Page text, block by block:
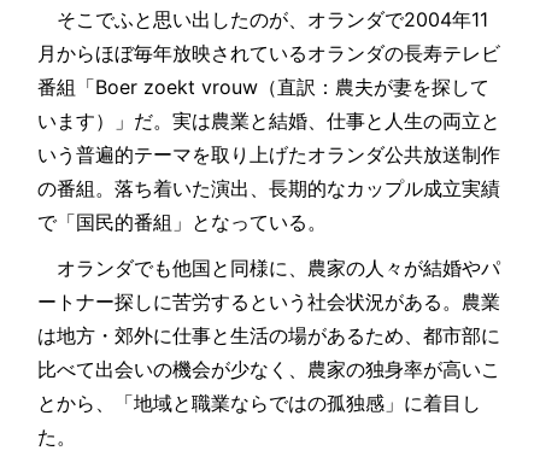
そこでふと思い出したのが、オランダで2004年11
月からほぼ毎年放映されているオランダの長寿テレビ
番組「Boer zoekt vrouw（直訳：農夫が妻を探して
います）」だ。実は農業と結婚、仕事と人生の両立と
いう普遍的テーマを取り上げたオランダ公共放送制作
の番組。落ち着いた演出、長期的なカップル成立実績
で「国民的番組」となっている。
オランダでも他国と同様に、農家の人々が結婚やパ
ートナー探しに苦労するという社会状況がある。農業
は地方・郊外に仕事と生活の場があるため、都市部に
比べて出会いの機会が少なく、農家の独身率が高いこ
とから、「地域と職業ならではの孤独感」に着目し
た。